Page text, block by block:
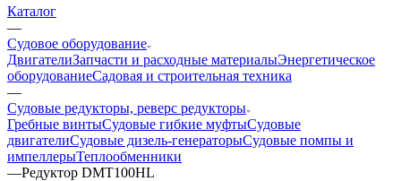
Каталог
—
Судовое оборудование
ДвигателиЗапчасти и расходные материалыЭнергетическое
оборудованиеСадовая и строительная техника
—
Судовые редукторы, реверс редукторы
Гребные винтыСудовые гибкие муфтыСудовые
двигателиСудовые дизель-генераторыСудовые помпы и
импеллерыТеплообменники
—Редуктор DMT100HL